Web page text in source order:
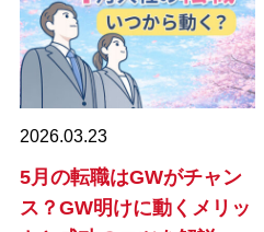
2026.03.23
5月の転職はGWがチャン
ス？GW明けに動くメリッ